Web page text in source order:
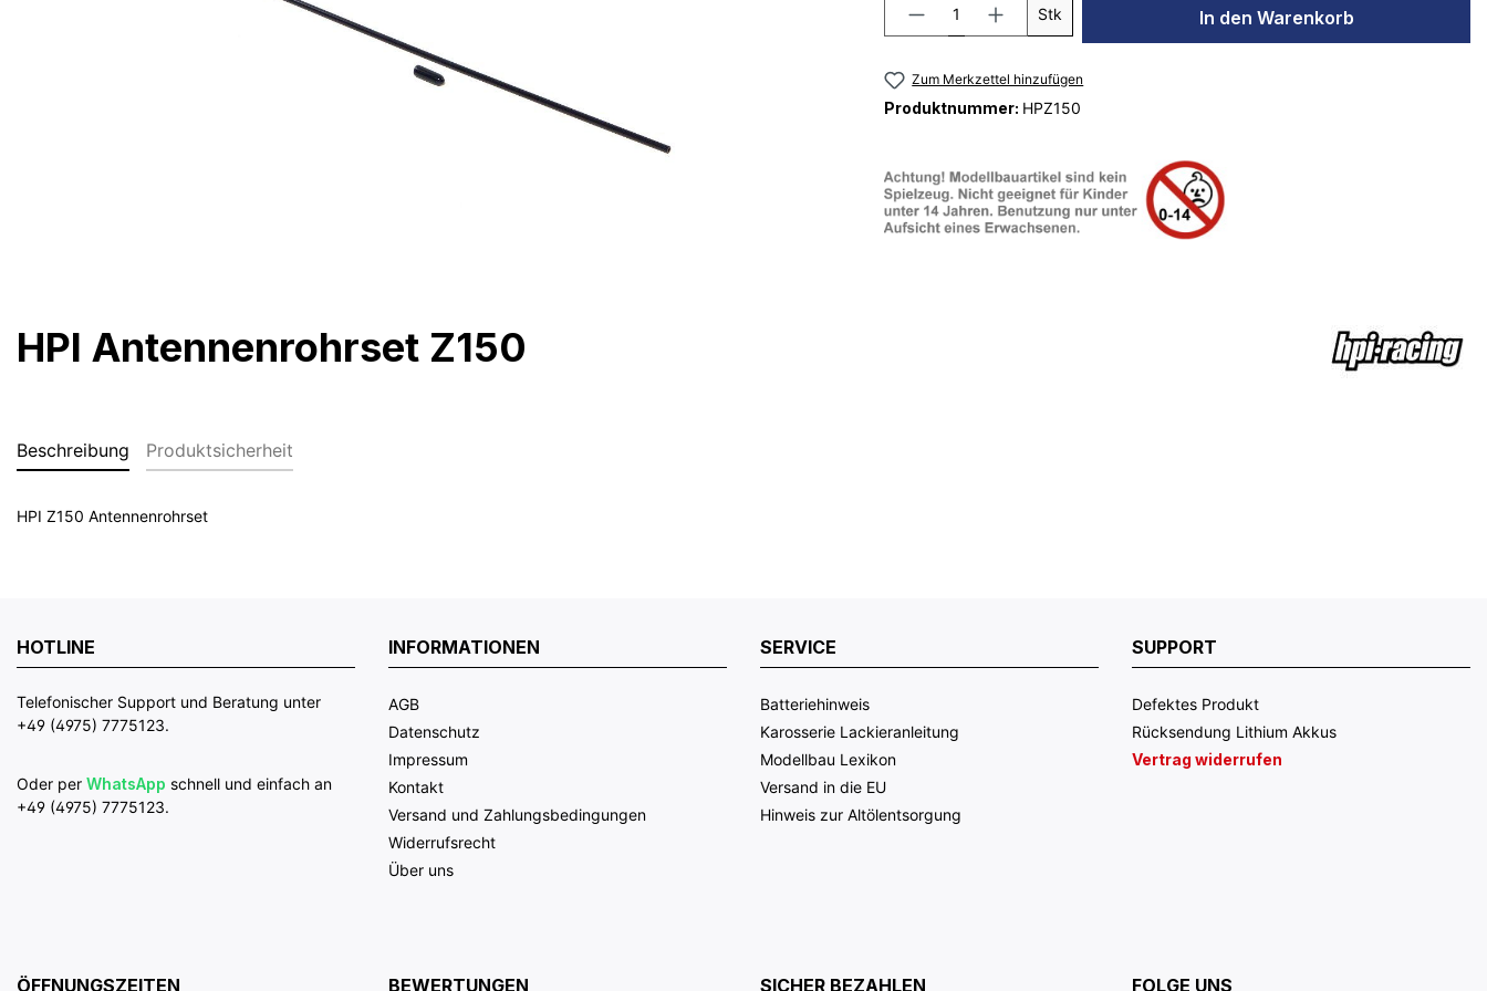
Stk In den Warenkorb
Zum Merkzettel hinzufügen
Produktnummer: HPZ150
HPI Antennenrohrset Z150
Beschreibung Produktsicherheit
HPI Z150 Antennenrohrset
HOTLINE
Telefonischer Support und Beratung unter
+49 (4975) 7775123.
Oder per WhatsApp schnell und einfach an
+49 (4975) 7775123.
INFORMATIONEN
AGB
Datenschutz
Impressum
Kontakt
Versand und Zahlungsbedingungen
Widerrufsrecht
Über uns
SERVICE
Batteriehinweis
Karosserie Lackieranleitung
Modellbau Lexikon
Versand in die EU
Hinweis zur Altölentsorgung
SUPPORT
Defektes Produkt
Rücksendung Lithium Akkus
Vertrag widerrufen
ÖFFNUNGSZEITEN BEWERTUNGEN SICHER BEZAHLEN FOLGE UNS